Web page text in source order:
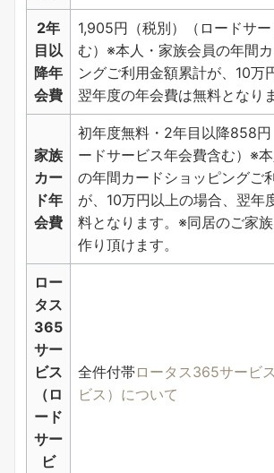
2年
目以
降年
会費
1,905円（税別）（ロードサ
む）※本人・家族会員の年間
ングご利用金額累計が、10万
翌年度の年会費は無料となり
家族
カー
ド年
会費
初年度無料・2年目以降858円
ードサービス年会費含む）※
の年間カードショッピングご
が、10万円以上の場合、翌年
料となります。※同居のご家
作り頂けます。
ロー
タス
365
サー
ビス
（ロ
ード
サー
ビ
全件付帯 ロータス365サービ
ビス）について